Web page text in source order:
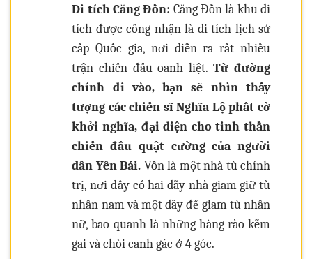
Di tích Căng Đồn: Căng Đồn là khu di
tích được công nhận là di tích lịch sử
cấp Quốc gia, nơi diễn ra rất nhiều
trận chiến đấu oanh liệt.Từ đường
chính đi vào, bạn sẽ nhìn thấy
tượng các chiến sĩ Nghĩa Lộ phất cờ
khởi nghĩa, đại diện cho tinh thần
chiến đấu quật cường của người
dân Yên Bái. Vốn là một nhà tù chính
trị, nơi đây có hai dãy nhà giam giữ tù
nhân nam và một dãy để giam tù nhân
nữ, bao quanh là những hàng rào kẽm
gai và chòi canh gác ở 4 góc.